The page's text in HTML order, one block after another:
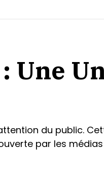
Une
du public.
par les